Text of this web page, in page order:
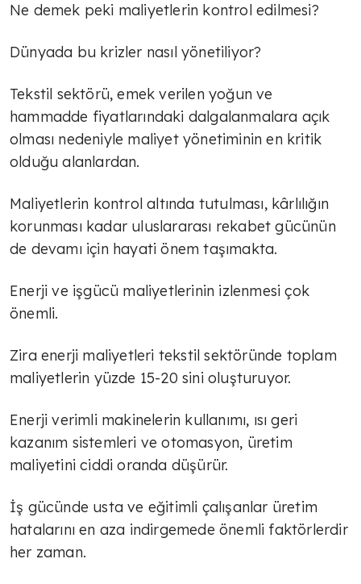
Ne demek peki maliyetlerin kontrol edilmesi?
Dünyada bu krizler nasıl yönetiliyor?
Tekstil sektörü, emek verilen yoğun ve
hammadde fiyatlarındaki dalgalanmalara açık
olması nedeniyle maliyet yönetiminin en kritik
olduğu alanlardan.
Maliyetlerin kontrol altında tutulması, kârlılığın
korunması kadar uluslararası rekabet gücünün
de devamı için hayati önem taşımakta.
Enerji ve işgücü maliyetlerinin izlenmesi çok
önemli.
Zira enerji maliyetleri tekstil sektöründe toplam
maliyetlerin yüzde 15-20 sini oluşturuyor.
Enerji verimli makinelerin kullanımı, ısı geri
kazanım sistemleri ve otomasyon, üretim
maliyetini ciddi oranda düşürür.
İş gücünde usta ve eğitimli çalışanlar üretim
hatalarını en aza indirgemede önemli faktörlerdir
her zaman.